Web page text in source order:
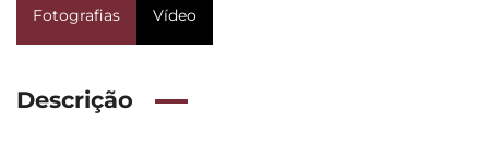
Fotografias Vídeo
Descrição